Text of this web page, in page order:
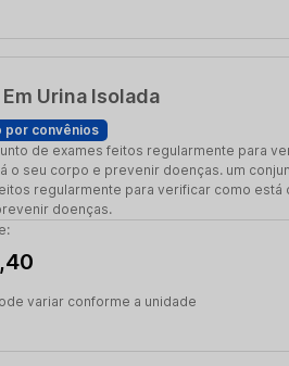
Urina Isolada
por convênios
de exames feitos regularmente para
o seu corpo e prevenir doenças. um
regularmente para verificar como está
doenças.
variar conforme a unidade